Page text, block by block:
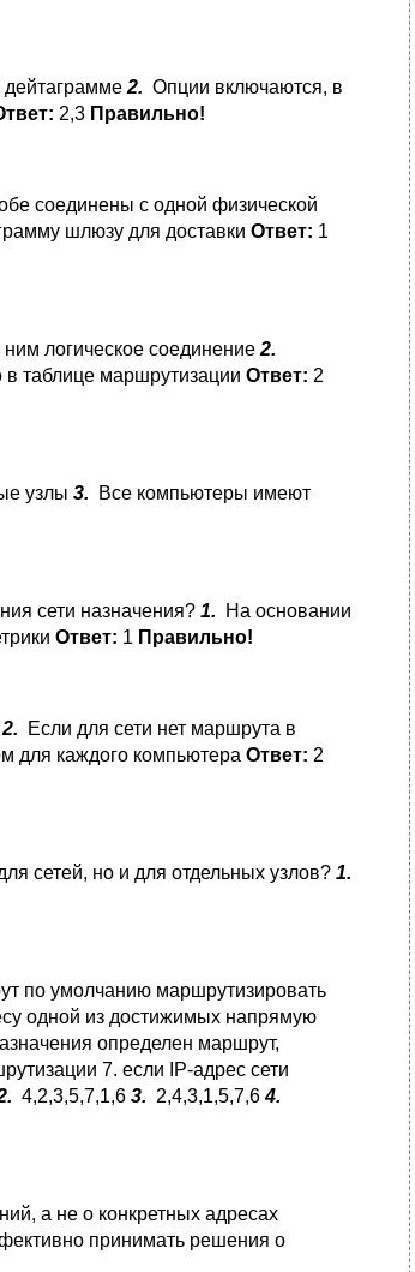
2. Опции включаются, в
2,3 Правильно!
соединены с одной физической
шлюзу для доставки Ответ: 1
ним логическое соединение 2.
в таблице маршрутизации Ответ: 2
узлы 3. Все компьютеры имеют
сети назначения? 1. На основании
Ответ: 1 Правильно!
2. Если для сети нет маршрута в
для каждого компьютера Ответ: 2
сетей, но и для отдельных узлов? 1.
по умолчанию маршрутизировать
одной из достижимых напрямую
определен маршрут,
7. если IP-адрес сети
4,2,3,5,7,1,6 3. 2,4,3,1,5,7,64.
а не о конкретных адресах
принимать решения о